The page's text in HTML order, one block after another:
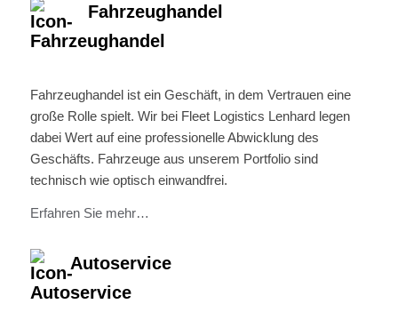
Fahrzeughandel
Fahrzeughandel ist ein Geschäft, in dem Vertrauen eine
große Rolle spielt. Wir bei Fleet Logistics Lenhard legen
dabei Wert auf eine professionelle Abwicklung des
Geschäfts. Fahrzeuge aus unserem Portfolio sind
technisch wie optisch einwandfrei.
Erfahren Sie mehr…
Autoservice